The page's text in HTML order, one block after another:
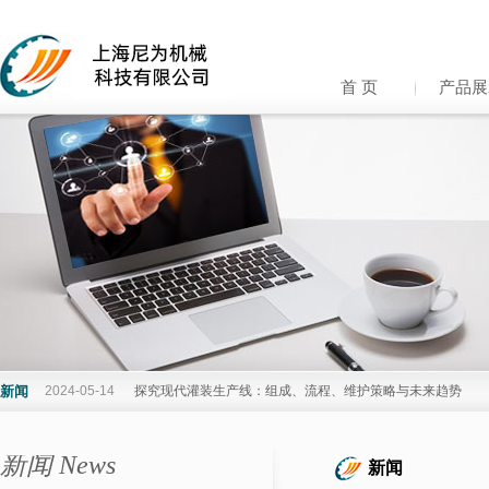
首 页 产品
新闻 2024-05-14
探究现代灌装生产线：组成、流程、维护策略与未来趋势
新闻 News 新闻